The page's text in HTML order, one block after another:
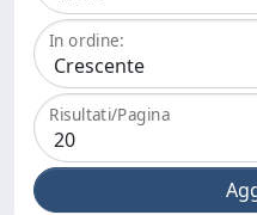
In ordine:
Risultati/Pagina